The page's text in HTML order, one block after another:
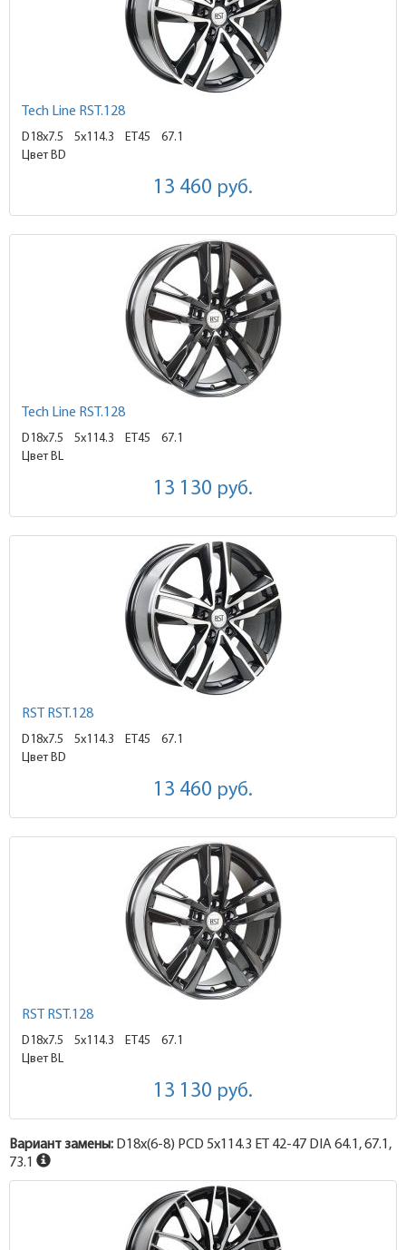
Tech Line RST.128
D18x7.5 5x114.3 ET45
67.1
Цвет BD
13 460 руб.
Tech Line RST.128
D18x7.5 5x114.3 ET45
67.1
Цвет BL
13 130 руб.
RST RST.128
D18x7.5 5x114.3 ET45
67.1
Цвет BD
13 460 руб.
RST RST.128
D18x7.5 5x114.3 ET45
67.1
Цвет BL
13 130 руб.
Вариант замены: D18x(6-8) PCD 5x114.3 ET 42-47 DIA 64.1, 67.1,
73.1